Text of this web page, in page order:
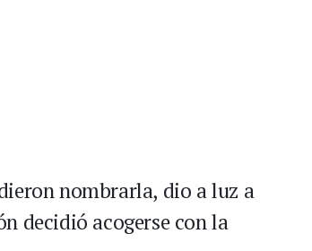
nombrarla, dio a luz a
decidió acogerse con la